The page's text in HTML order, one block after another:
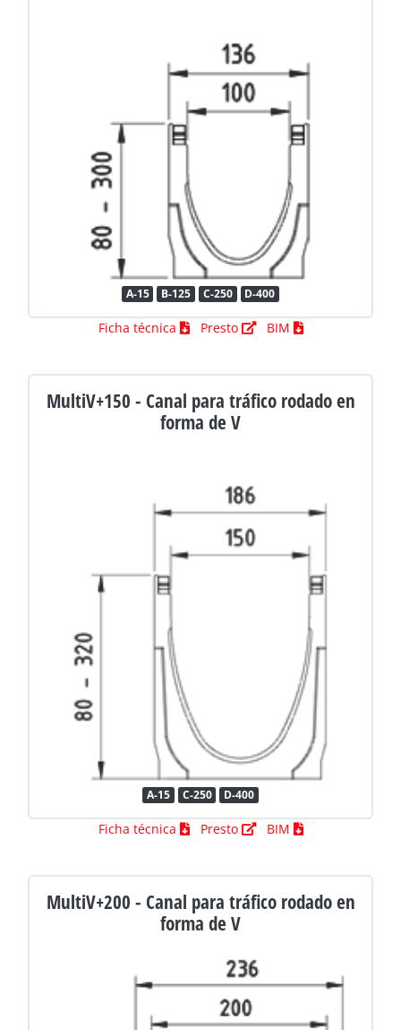
A-15 B-125 C-250 D-400
Ficha técnica Presto BIM
MultiV+150 - Canal para tráfico rodado en
forma de V
A-15 C-250 D-400
Ficha técnica Presto BIM
MultiV+200 - Canal para tráfico rodado en
forma de V